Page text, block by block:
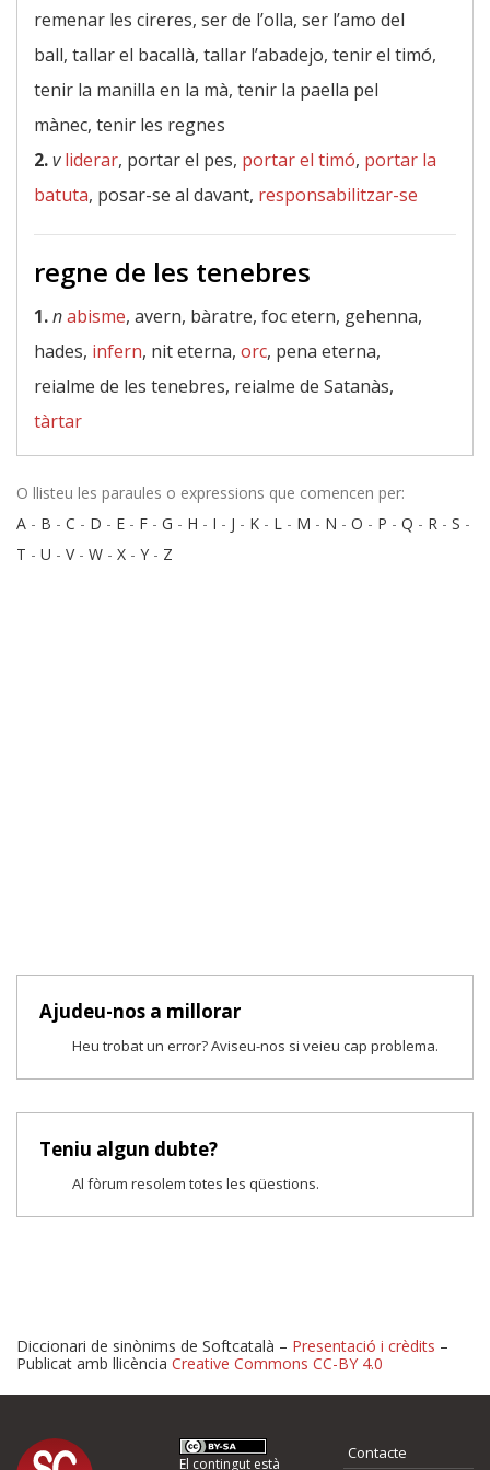
remenar les cireres, ser de l’olla, ser l’amo del
ball, tallar el bacallà, tallar l’abadejo, tenir el timó,
tenir la manilla en la mà, tenir la paella pel
mànec, tenir les regnes
2.v liderar, portar el pes, portar el timó, portar la
batuta, posar-se al davant, responsabilitzar-se
regne de les tenebres
1.nabisme, avern, bàratre, foc etern, gehenna,
hades, infern, nit eterna, orc, pena eterna,
reialme de les tenebres, reialme de Satanàs,
tàrtar
O llisteu les paraules o expressions que comencen per:
A - B - C - D - E - F - G - H - I - J - K - L - M - N - O - P - Q - R - S -
T - U - V- W - X - Y - Z
Ajudeu-nos a millorar
Heu trobat un error? Aviseu-nos si veieu cap problema.
Teniu algun dubte?
Al fòrum resolem totes les qüestions.
Proposeu-nos millores o
Diccionari de sinònims de Softcatalà – Presentació i crèdits –
Publicat amb llicència Creative Commons CC-BY 4.0
El contingut està
Contacte